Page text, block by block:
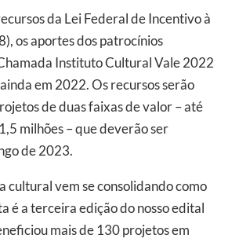
da Lei Federal de Incentivo à
os aportes dos patrocínios
Instituto Cultural Vale 2022
em 2022. Os recursos serão
de duas faixas de valor – até
milhões – que deverão ser
de 2023.
cultural vem se consolidando como
é a terceira edição do nosso edital
mais de 130 projetos em